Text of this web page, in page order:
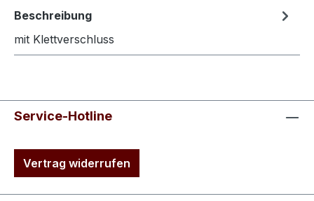
Beschreibung
mit Klettverschluss
Service-Hotline
Vertrag widerrufen